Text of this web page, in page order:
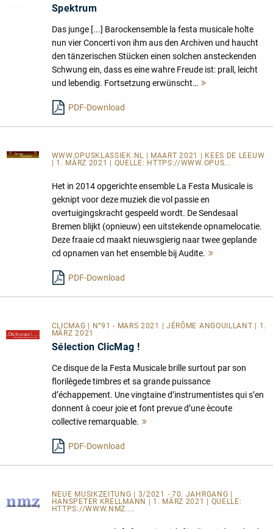
Spektrum
Das junge [...] Barockensemble la festa musicale holte
nun vier Concerti von ihm aus den Archiven und haucht
den tänzerischen Stücken einen solchen ansteckenden
Schwung ein, dass es eine wahre Freude ist: prall, leicht
und lebendig. Fortsetzung erwünscht…
PDF-Download
WWW.OPUSKLASSIEK.NL
| MAART 2021 | KEES DE LEEUW
| 1. MÄRZ 2021 | QUELLE: HTTPS://WWW.OPUS...
Het in 2014 opgerichte ensemble La Festa Musicale is
geknipt voor deze muziek die vol passie en
overtuigingskracht gespeeld wordt. De Sendesaal
Bremen blijkt (opnieuw) een uitstekende opnamelocatie.
Deze fraaie cd maakt nieuwsgierig naar twee geplande
cd opnamen van het ensemble bij Audite.
PDF-Download
CLICMAG | N°91 - MARS 2021 | JÉRÔME ANGOUILLANT | 1.
MÄRZ 2021
Sélection ClicMag !
Ce disque de la Festa Musicale brille surtout par son
florilègede timbres et sa grande puissance
d’échappement. Une vingtaine d’instrumentistes qui s’en
donnent à coeur joie et font prevue d’une ècoute
collective remarquable.
PDF-Download
NEUE MUSIKZEITUNG | 3/2021 - 70. JAHRGANG |
HANSPETER KRELLMANN | 1. MÄRZ 2021 | QUELLE:
HTTPS://WWW.NMZ....